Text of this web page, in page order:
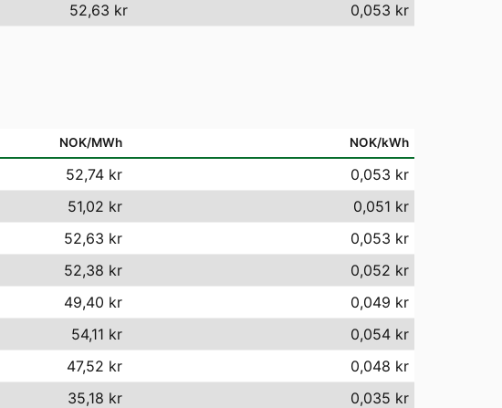
52,63 kr 0,053 kr
NOK/MWh NOK/kWh
52,74 kr
0,053 kr
51,02 kr
0,051 kr
52,63 kr
0,053 kr
52,38 kr
0,052 kr
49,40 kr
0,049 kr
54,11 kr
0,054 kr
47,52 kr
0,048 kr
35,18 kr
0,035 kr